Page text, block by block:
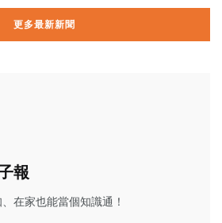
更多最新新聞
報
在家也能當個知識通！